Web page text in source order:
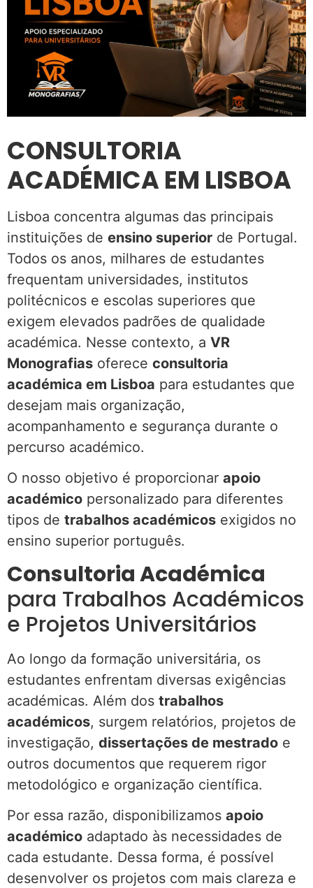
CONSULTORIA
ACADÉMICA EM LISBOA
Lisboa concentra algumas das principais
instituições de ensino superior de Portugal.
Todos os anos, milhares de estudantes
frequentam universidades, institutos
politécnicos e escolas superiores que
exigem elevados padrões de qualidade
académica. Nesse contexto, a VR
Monografias oferece consultoria
académica em Lisboa para estudantes que
desejam mais organização,
acompanhamento e segurança durante o
percurso académico.
O nosso objetivo é proporcionar apoio
académico personalizado para diferentes
tipos de trabalhos académicos exigidos no
ensino superior português.
Consultoria Académica
para Trabalhos Académicos
e Projetos Universitários
Ao longo da formação universitária, os
estudantes enfrentam diversas exigências
académicas. Além dos trabalhos
académicos, surgem relatórios, projetos de
investigação, dissertações de mestrado e
outros documentos que requerem rigor
metodológico e organização científica.
Por essa razão, disponibilizamos apoio
académico adaptado às necessidades de
cada estudante. Dessa forma, é possível
desenvolver os projetos com mais clareza e